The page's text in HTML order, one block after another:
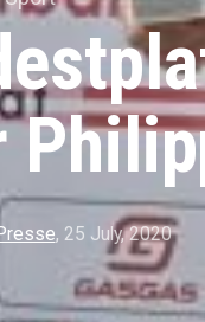
, 25 July, 2020